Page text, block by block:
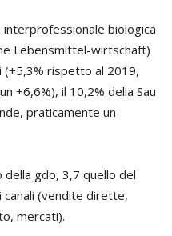
interprofessionale biologica
Lebensmittel-wirtschaft)
rispetto al 2019,
+6,6%), il 10,2% della Sau
praticamente un
gdo, 3,7 quello del
canali (vendite dirette,
mercati).